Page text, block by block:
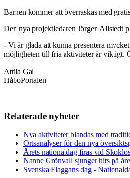
Barnen kommer att överraskas med
Den nya projektledaren Jörgen Allstedt
- Vi är glada att kunna presentera
möjligheten till fria aktiviteter är viktigt.
Attila Gal
HåboPortalen
Relaterade nyheter
Nya aktiviteter blandas med
Ortsanalyser för den nya
Årets nationaldag firas vid
Nanne Grönvall sjunger hits på
Svenska Flaggans dag -